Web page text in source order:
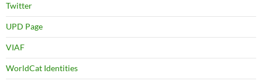
Twitter
UPD Page
VIAF
WorldCat Identities